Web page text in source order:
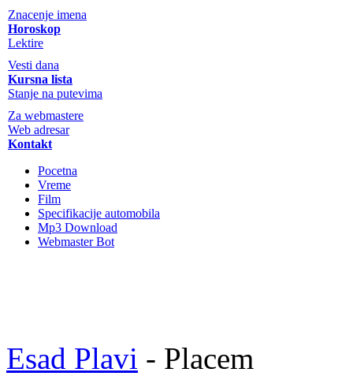
Znacenje imena
Horoskop
Lektire
Vesti dana
Kursna lista
Stanje na putevima
Za webmastere
Web adresar
Kontakt
Pocetna
Vreme
Film
Specifikacije automobila
Mp3 Download
Webmaster Bot
Esad Plavi - Placem